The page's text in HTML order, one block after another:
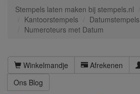
Stempels laten maken bij stempels.nl
Kantoorstempels
Datumstempels
Numeroteurs met Datum
Winkelmandje Afrekenen
Ons Blog